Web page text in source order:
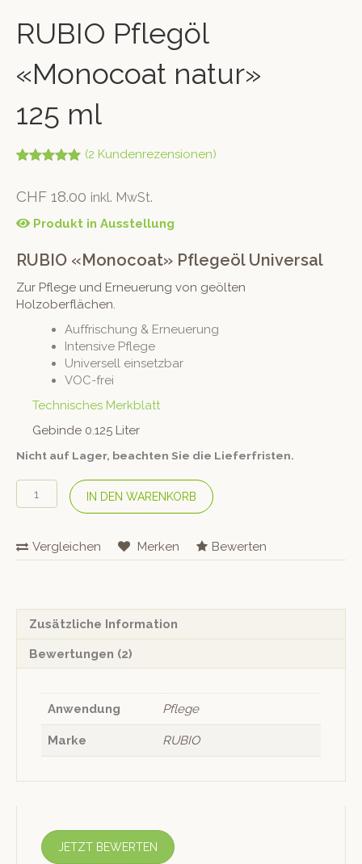
RUBIO Pflegöl
«Monocoat natur»
125 ml
basierend
Kundenbew
(2 Kundenrezensionen)
CHF 18.00 inkl. MwSt.
Produkt in Ausstellung
RUBIO «Monocoat» Pflegeöl Universal
Zur Pflege und Erneuerung von geölten
Holzoberflächen.
Auffrischung & Erneuerung
Intensive Pflege
Universell einsetzbar
VOC-frei
Technisches Merkblatt
Gebinde 0.125 Liter
Nicht auf Lager, beachten Sie die Lieferfristen.
RUBIO
Pflegöl
natur»
125
IN DEN WARENKORB
Vergleichen Merken Bewerten
Zusätzliche Information
Bewertungen (2)
Anwendung Pflege
Marke RUBIO
JETZT BEWERTEN